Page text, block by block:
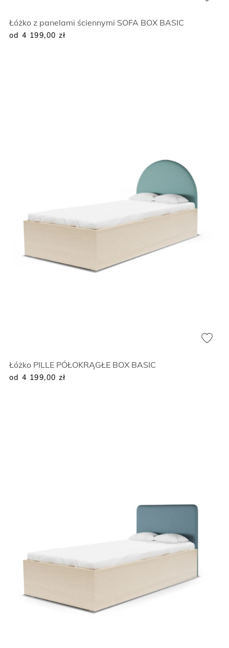
Łóżko z panelami ściennymi SOFA BOX BASIC
od 4 199,00 zł
Łóżko PILLE PÓŁOKRĄGŁE BOX BASIC
od 4 199,00 zł